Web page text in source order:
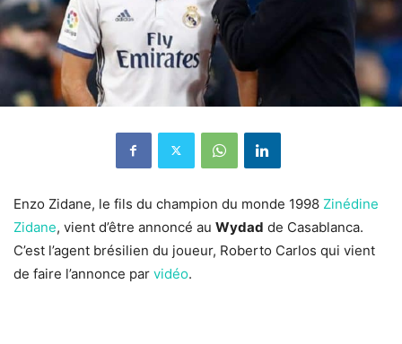
Enzo Zidane, le fils du champion du monde 1998 Zinédine
Zidane, vient d’être annoncé au Wydad de Casablanca.
C’est l’agent brésilien du joueur, Roberto Carlos qui vient
de faire l’annonce par vidéo.